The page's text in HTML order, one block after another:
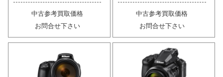
中古参考買取価格
お問合せ下さい
中古参考買取価格
お問合せ下さい